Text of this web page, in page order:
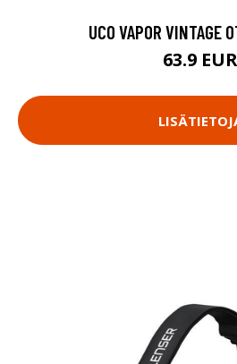
UCO VAPOR VINTAGE
63.9 EUR